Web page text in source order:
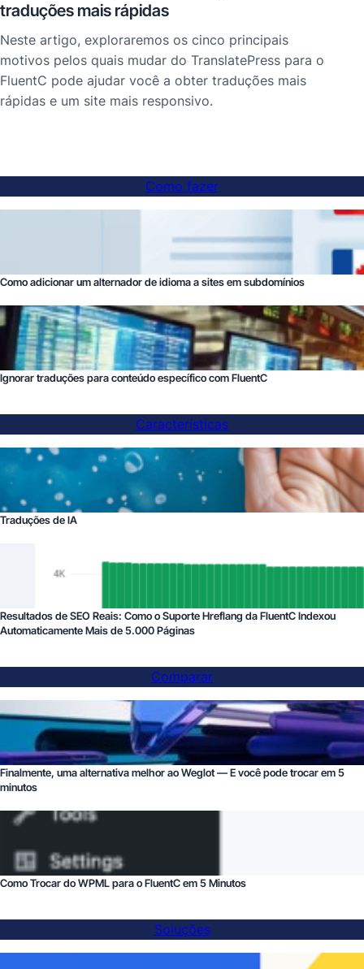
traduções mais rápidas
Neste artigo, exploraremos os cinco principais
motivos pelos quais mudar do TranslatePress para o
FluentC pode ajudar você a obter traduções mais
rápidas e um site mais responsivo.
Como fazer
Como adicionar um alternador de idioma a sites em subdomínios
Ignorar traduções para conteúdo específico com FluentC
Características
Traduções de IA
Resultados de SEO Reais: Como o Suporte Hreflang da FluentC Indexou
Automaticamente Mais de 5.000 Páginas
Comparar
Finalmente, uma alternativa melhor ao Weglot — E você pode trocar em 5
minutos
Como Trocar do WPML para o FluentC em 5 Minutos
Soluções